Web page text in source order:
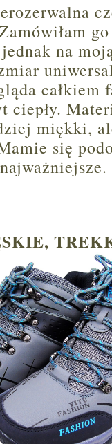
na
całkiem
ciepły.
miękki,
się
najważniejsze.